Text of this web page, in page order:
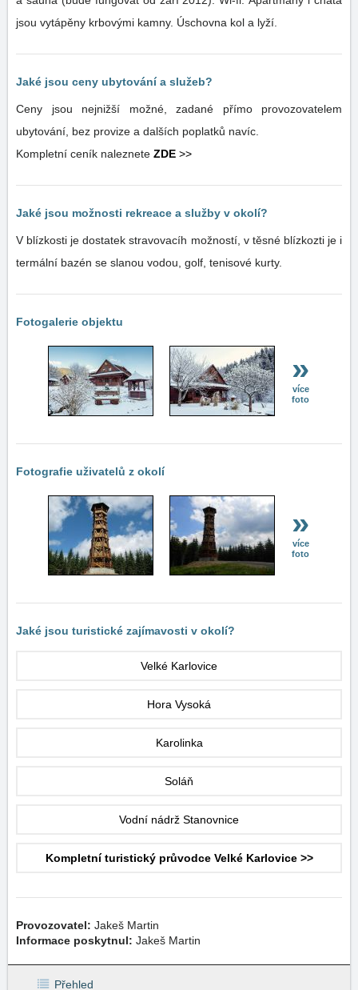
jsou vytápěny krbovými kamny. Úschovna kol a lyží.
Jaké jsou ceny ubytování a služeb?
Ceny jsou nejnižší možné, zadané přímo provozovatelem
ubytování, bez provize a dalších poplatků navíc.
Kompletní ceník naleznete ZDE >>
Jaké jsou možnosti rekreace a služby v okolí?
V blízkosti je dostatek stravovacíh možností, v těsné blízkozti je i
termální bazén se slanou vodou, golf, tenisové kurty.
Fotogalerie objektu
»
více
foto
Fotografie uživatelů z okolí
»
více
foto
Jaké jsou turistické zajímavosti v okolí?
Velké Karlovice
Hora Vysoká
Karolinka
Soláň
Vodní nádrž Stanovnice
Kompletní turistický průvodce Velké Karlovice >>
Provozovatel: Jakeš Martin
Informace poskytnul: Jakeš Martin
Přehled